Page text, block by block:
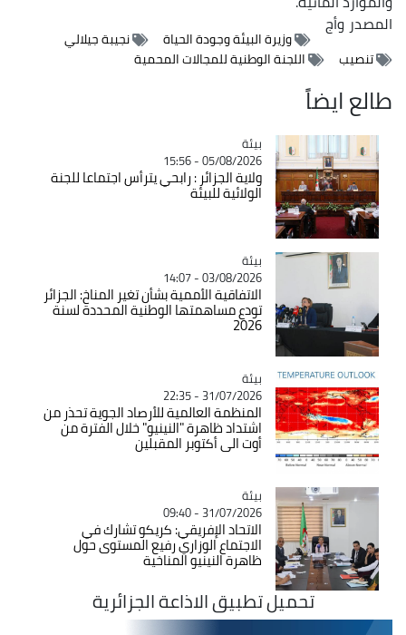
المصدروأج
وزيرة البيئة وجودة الحياة
نجيبة جيلالي
تنصيب
اللجنة الوطنية للمجالات المحمية
طالع ايضاً
Catégorie
بيئة
05/08/2026 - 15:56
ولاية الجزائر : رابحي يترأس اجتماعا للجنة
الولائية للبيئة
Catégorie
بيئة
03/08/2026 - 14:07
الاتفاقية الأممية بشأن تغير المناخ: الجزائر
تودع مساهمتها الوطنية المحددة لسنة
2026
Catégorie
بيئة
31/07/2026 - 22:35
المنظمة العالمية للأرصاد الجوية تحذر من
اشتداد ظاهرة "النينيو" خلال الفترة من
أوت الى أكتوبر المقبلين
Catégorie
بيئة
31/07/2026 - 09:40
الاتحاد الإفريقي: كريكو تشارك في
الاجتماع الوزاري رفيع المستوى حول
ظاهرة النينيو المناخية
تحميل تطبيق الاذاعة الجزائرية